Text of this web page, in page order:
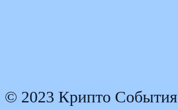
© 2023 Крипто